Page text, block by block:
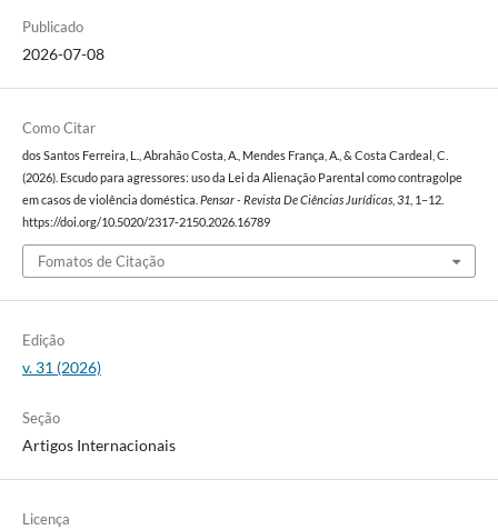
Publicado
2026-07-08
Como Citar
dos Santos Ferreira, L., Abrahão Costa, A., Mendes França, A., & Costa Cardeal, C.
(2026). Escudo para agressores: uso da Lei da Alienação Parental como contragolpe
em casos de violência doméstica. Pensar - Revista De Ciências Jurídicas, 31 , 1–12.
https://doi.org/10.5020/2317-2150.2026.16789
Fomatos de Citação
Edição
v. 31 (2026)
Seção
Artigos Internacionais
Licença